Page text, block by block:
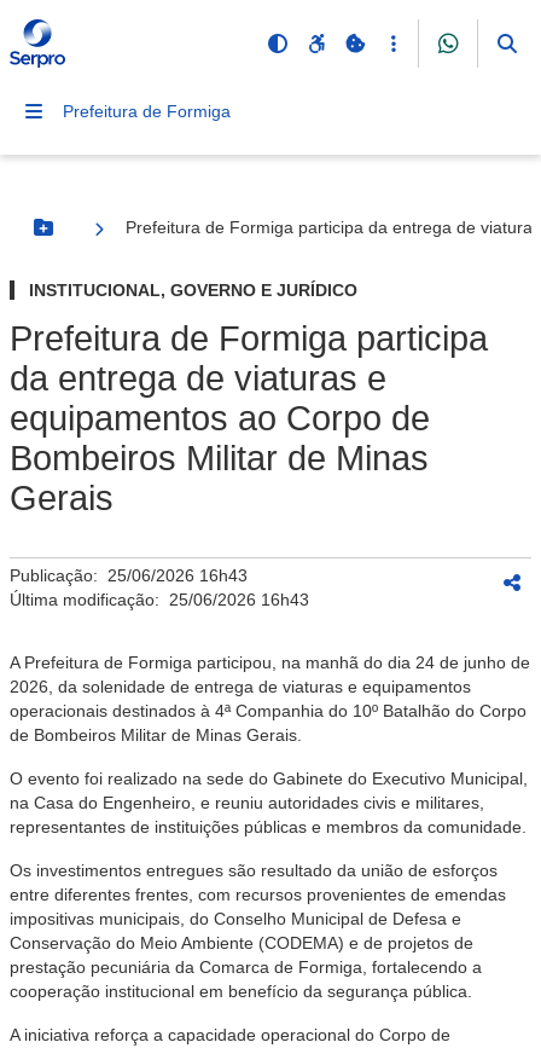
Prefeitura de Formiga
Botão Menu
Prefeitura de Formiga participa da entrega de
INSTITUCIONAL, GOVERNO E JURÍDICO
Prefeitura de Formiga participa
da entrega de viaturas e
equipamentos ao Corpo de
Bombeiros Militar de Minas
Gerais
Publicação: 25/06/2026 16h43
Última modificação: 25/06/2026 16h43
A Prefeitura de Formiga participou, na manhã do dia 24 de junho de
2026, da solenidade de entrega de viaturas e equipamentos
operacionais destinados à 4ª Companhia do 10º Batalhão do Corpo
de Bombeiros Militar de Minas Gerais.
O evento foi realizado na sede do Gabinete do Executivo Municipal,
na Casa do Engenheiro, e reuniu autoridades civis e militares,
representantes de instituições públicas e membros da comunidade.
Os investimentos entregues são resultado da união de esforços
entre diferentes frentes, com recursos provenientes de emendas
impositivas municipais, do Conselho Municipal de Defesa e
Conservação do Meio Ambiente (CODEMA) e de projetos de
prestação pecuniária da Comarca de Formiga, fortalecendo a
cooperação institucional em benefício da segurança pública.
A iniciativa reforça a capacidade operacional do Corpo de